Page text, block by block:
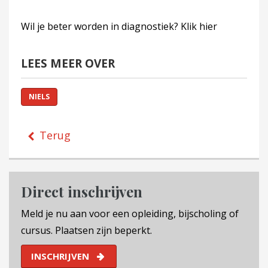
Wil je beter worden in diagnostiek? Klik hier
LEES MEER OVER
NIELS
Terug
Direct inschrijven
Meld je nu aan voor een opleiding, bijscholing of
cursus. Plaatsen zijn beperkt.
INSCHRIJVEN